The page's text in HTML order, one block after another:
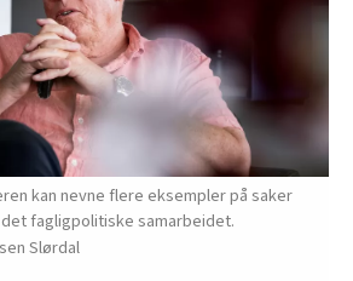
kan nevne flere eksempler på saker
fagligpolitiske samarbeidet.
Slørdal